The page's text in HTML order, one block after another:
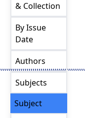
& Collection
By Issue
Date
Authors
Subjects
Subject